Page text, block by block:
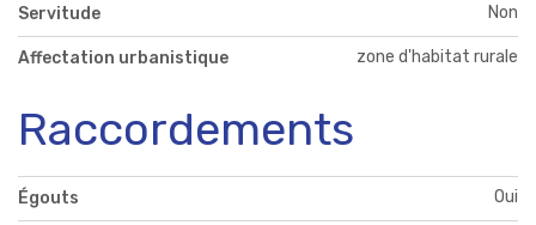
Servitude Non
Affectation urbanistique zone d'habitat rurale
Raccordements
Égouts Oui